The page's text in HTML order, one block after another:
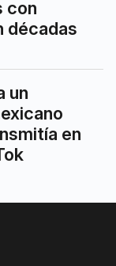
con
décadas
un
en